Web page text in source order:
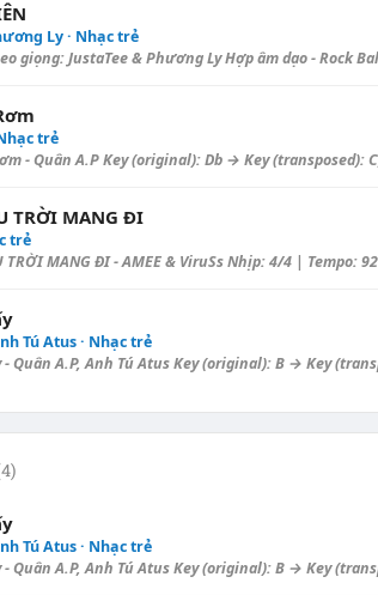
Ly · Nhạc trẻ
giọng: JustaTee & Phương Ly Hợp âm dạo - Rock
trẻ
- Quân A.P Key (original): Db → Key (transposed):
TRỜI MANG ĐI
trẻ
TRỜI MANG ĐI - AMEE & ViruSs Nhịp: 4/4 | Tempo:
Tú Atus · Nhạc trẻ
Quân A.P, Anh Tú Atus Key (original): B → Key
Tú Atus · Nhạc trẻ
Quân A.P, Anh Tú Atus Key (original): B → Key